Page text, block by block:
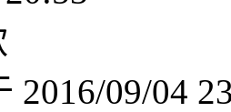
2016/09/04